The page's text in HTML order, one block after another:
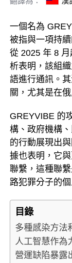
一個名為
被指與一項持
從 2025 年 8
析表明，該組
語進行通訊。
關，尤其是在
GREYVIBE 的
構、政府機構
的行動展現出
據也表明，它
聯繫，這種聯
路犯罪分子的個
目錄
多種感染方法
人工智慧作為
營運缺陷暴露